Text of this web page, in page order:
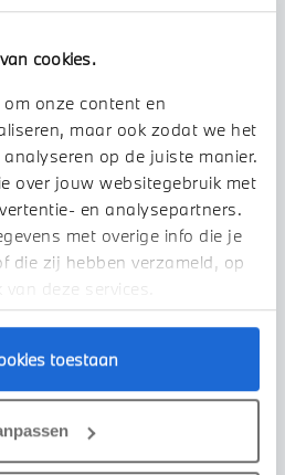
cookies.
onze content en
maar ook zodat we het
op de juiste manier.
over jouw websitegebruik met
en analysepartners.
met overige info die je
die zij hebben verzameld, op
deze services.
toestaan